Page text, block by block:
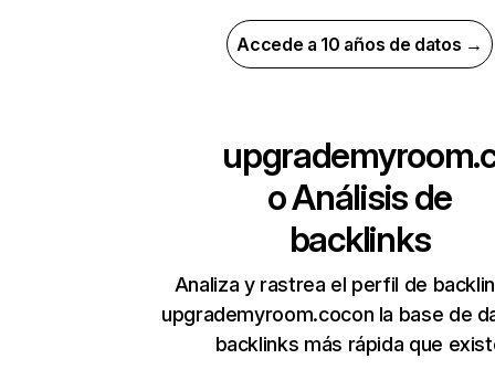
Accede a 10 años de datos →
oAnálisis de
backlinks
Analiza y rastrea el perfil de
upgrademyroom.cocon la base de
backlinks más rápida que